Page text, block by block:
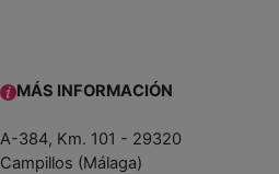
MÁS INFORMACIÓN
A-384, Km. 101 - 29320
Campillos (Málaga)